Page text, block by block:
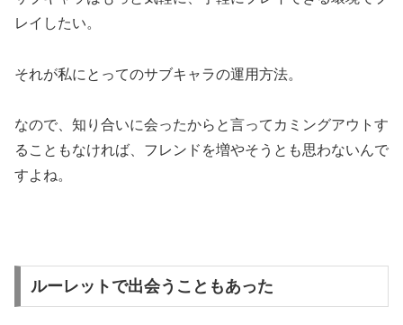
レイしたい。
それが私にとってのサブキャラの運用方法。
なので、知り合いに会ったからと言ってカミングアウトす
ることもなければ、フレンドを増やそうとも思わないんで
すよね。
ルーレットで出会うこともあった